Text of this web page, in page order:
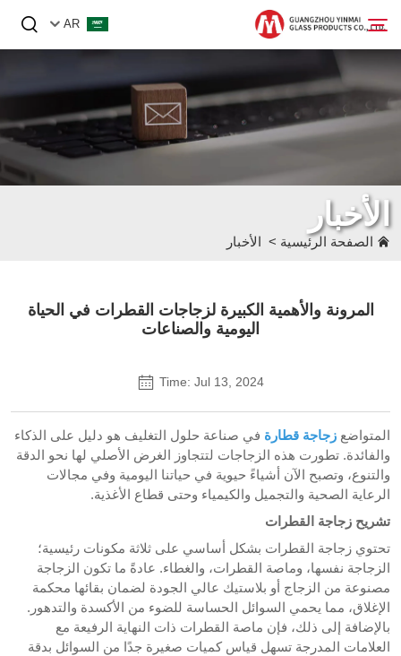
AR
الصفحة الرئيسية
من نحن
الأخبار
الأخبار
الصفحة الرئيسية > الأخبار
المرونة والأهمية الكبيرة لزجاجات القطرات في الحياة
اليومية والصناعات
Time: Jul 13, 2024
المتواضع زجاجة قطارة في صناعة حلول التغليف هو دليل على الذكاء
والفائدة. تطورت هذه الزجاجات لتتجاوز الغرض الأصلي لها نحو الدقة
والتنوع، وتصبح الآن أشياءً حيوية في حياتنا اليومية وفي مجالات
الرعاية الصحية والتجميل والكيمياء وحتى قطاع الأغذية.
تشريح زجاجة القطرات
تحتوي زجاجة القطرات بشكل أساسي على ثلاثة مكونات رئيسية؛
الزجاجة نفسها، وماصة القطرات، والغطاء. عادةً ما تكون الزجاجة
مصنوعة من الزجاج أو بلاستيك عالي الجودة لضمان بقائها محكمة
الإغلاق، مما يحمي السوائل الحساسة للضوء من الأكسدة والتدهور.
بالإضافة إلى ذلك، فإن ماصة القطرات ذات النهاية الرفيعة مع
العلامات المدرجة تسهل قياس كميات صغيرة جدًا من السوائل بدقة